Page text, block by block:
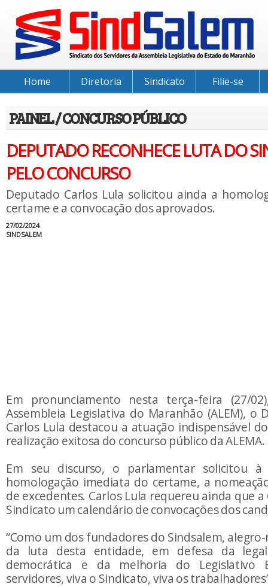
Home Diretoria Sindicato Filie-se
PAINEL / CONCURSO PÚBLICO
DEPUTADO RECONHECE LUTA DO
PELO CONCURSO
Deputado Carlos Lula solicitou ainda a
certame e a convocação dos aprovados.
27/02/2024
SINDSALEM
Em pronunciamento nesta terça-feira (27/
Assembleia Legislativa do Maranhão (ALEM), o
Carlos Lula destacou a atuação indispensável
realização exitosa do concurso público da ALEMA.
Em seu discurso, o parlamentar solicitou
homologação imediata do certame, a
de excedentes. Carlos Lula requereu ainda que
Sindicato um calendário de convocações dos
“Como um dos fundadores do Sindsalem,
da luta desta entidade, em defesa da
democrática e da melhoria do Legislativo
servidores, viva o Sindicato, viva os